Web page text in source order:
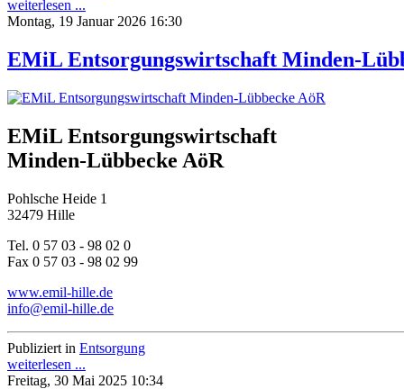
weiterlesen ...
Montag, 19 Januar 2026 16:30
EMiL Entsorgungswirtschaft Minden-
EMiL Entsorgungswirtschaft
Minden-Lübbecke AöR
Pohlsche Heide 1
32479 Hille
Tel. 0 57 03 - 98 02 0
Fax 0 57 03 - 98 02 99
www.emil-hille.de
info@emil-hille.de
Publiziert in Entsorgung
weiterlesen ...
Freitag, 30 Mai 2025 10:34